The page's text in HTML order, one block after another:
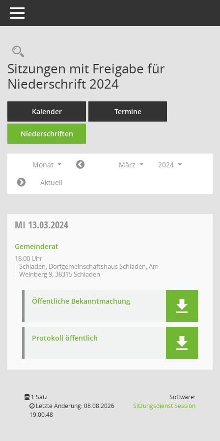
Toggle navigation
Rechercheauswahl
Sitzungen mit Freigabe für
Niederschrift 2024
Kalender Termine
Niederschriften
Monat März
2024
Aktuell
MI 13.03.2024
Gemeinderat
18:00 Uhr
Schladen, Dorfgemeinschaftshaus Schladen, Am
Weinberg 9, 38315 Schladen
Öffentliche Bekanntmachung
Protokoll öffentlich
1 Satz
Letzte Änderung: 08.08.2026
19:00:48
Software:
SitzungsdienstSession(Wird in